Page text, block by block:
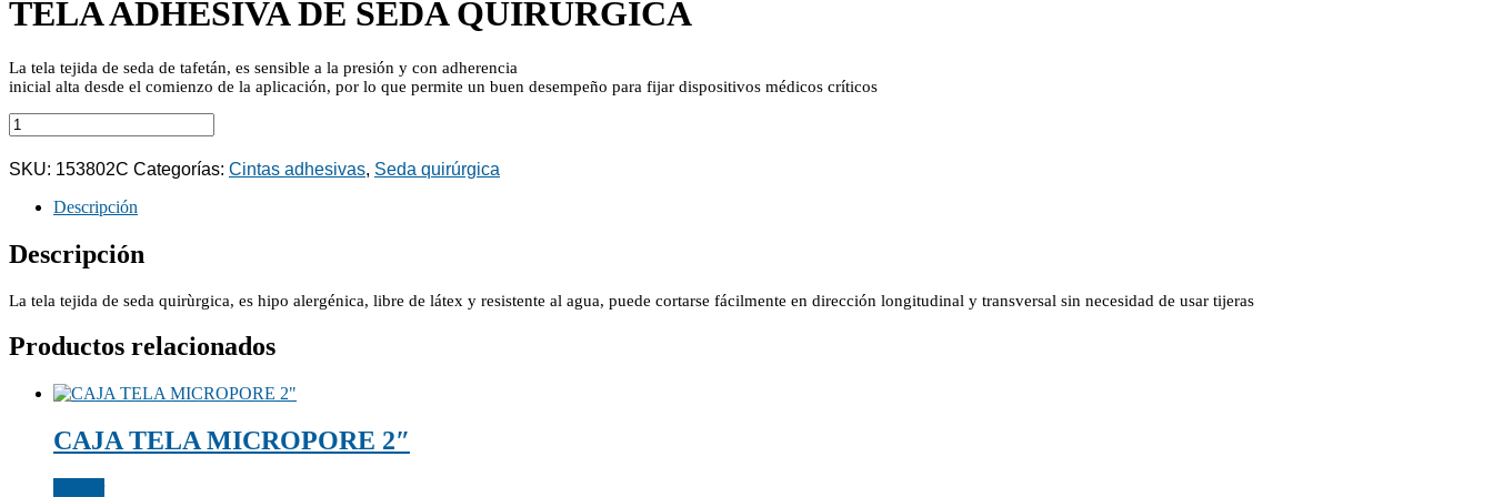
TELA ADHESIVA DE SEDA QUIRURGICA
La tela tejida de seda de tafetán, es sensible a la presión y con adherencia
inicial alta desde el comienzo de la aplicación, por lo que permite un buen desempeño para fijar dispositivos médicos críticos
TELA
ADHESIVA
DE
SEDA
QUIRURGICA
cantidad
SKU: 153802C Categorías: Cintas adhesivas, Seda quirúrgica
Descripción
Descripción
La tela tejida de seda quirùrgica, es hipo alergénica, libre de látex y resistente al agua, puede cortarse fácilmente en dirección longitudinal y transversal sin necesidad de usar tijeras
Productos relacionados
CAJA TELA MICROPORE 2″